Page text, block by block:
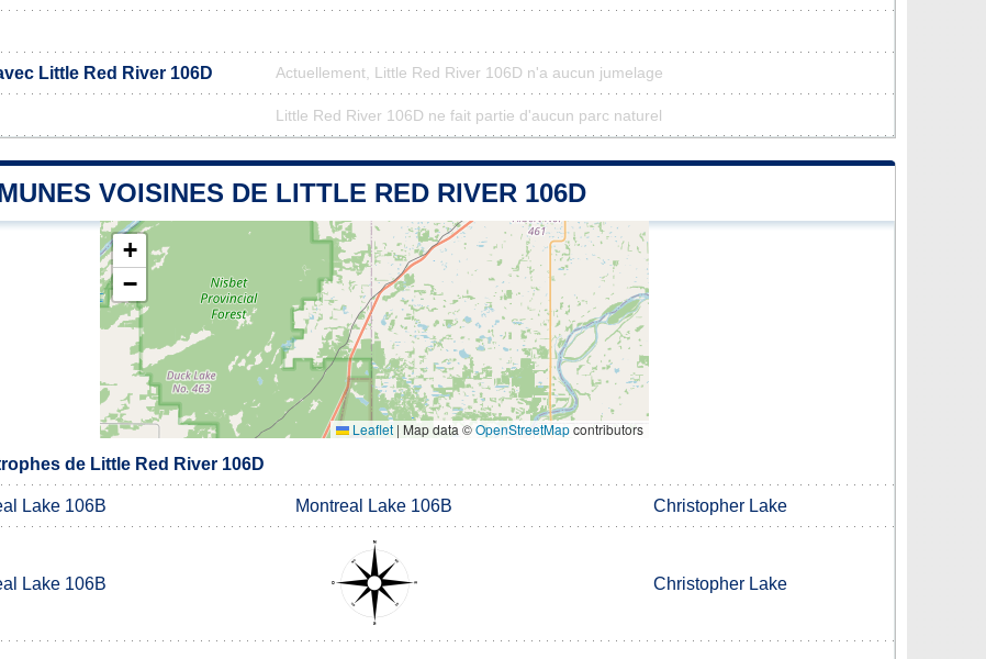
Little Red River 106D Actuellement, Little Red River 106D n'a aucun jumelage
Little Red River 106D ne fait partie d'aucun parc naturel
VOISINES DE LITTLE RED RIVER 106D
+
−
Leaflet | Map data ©OpenStreetMapcontributors
de Little Red River 106D
Lake 106B Montreal Lake 106B Christopher Lake
Lake 106B Christopher Lake